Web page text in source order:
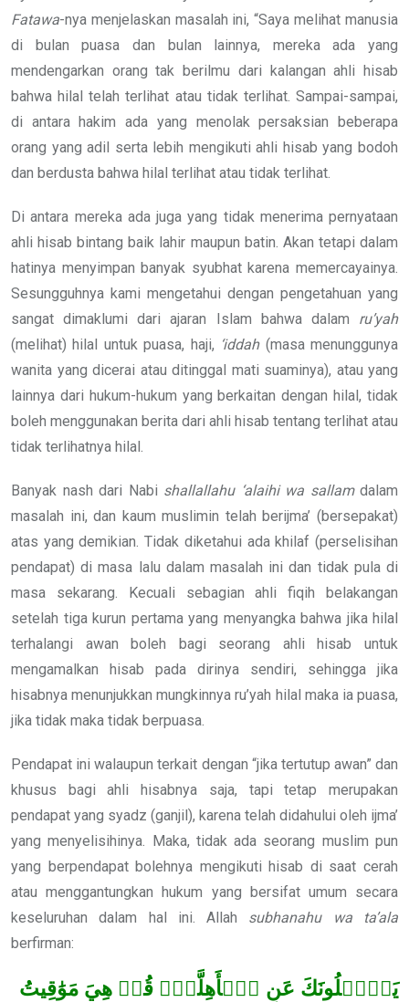
Fatawa-nya menjelaskan masalah ini, “Saya melihat manusia
di bulan puasa dan bulan lainnya, mereka ada yang
mendengarkan orang tak berilmu dari kalangan ahli hisab
bahwa hilal telah terlihat atau tidak terlihat. Sampai-sampai,
di antara hakim ada yang menolak persaksian beberapa
orang yang adil serta lebih mengikuti ahli hisab yang bodoh
dan berdusta bahwa hilal terlihat atau tidak terlihat.
Di antara mereka ada juga yang tidak menerima pernyataan
ahli hisab bintang baik lahir maupun batin. Akan tetapi dalam
hatinya menyimpan banyak syubhat karena memercayainya.
Sesungguhnya kami mengetahui dengan pengetahuan yang
sangat dimaklumi dari ajaran Islam bahwa dalam ru’yah
(melihat) hilal untuk puasa, haji, ‘iddah(masa menunggunya
wanita yang dicerai atau ditinggal mati suaminya), atau yang
lainnya dari hukum-hukum yang berkaitan dengan hilal, tidak
boleh menggunakan berita dari ahli hisab tentang terlihat atau
tidak terlihatnya hilal.
Banyak nash dari Nabi shallallahu ‘alaihi wa sallamdalam
masalah ini, dan kaum muslimin telah berijma’ (bersepakat)
atas yang demikian. Tidak diketahui ada khilaf (perselisihan
pendapat) di masa lalu dalam masalah ini dan tidak pula di
masa sekarang. Kecuali sebagian ahli fiqih belakangan
setelah tiga kurun pertama yang menyangka bahwa jika hilal
terhalangi awan boleh bagi seorang ahli hisab untuk
mengamalkan hisab pada dirinya sendiri, sehingga jika
hisabnya menunjukkan mungkinnya ru’yah hilal maka ia puasa,
jika tidak maka tidak berpuasa.
Pendapat ini walaupun terkait dengan “jika tertutup awan” dan
khusus bagi ahli hisabnya saja, tapi tetap merupakan
pendapat yang syadz (ganjil), karena telah didahului oleh ijma’
yang menyelisihinya. Maka, tidak ada seorang muslim pun
yang berpendapat bolehnya mengikuti hisab di saat cerah
atau menggantungkan hukum yang bersifat umum secara
keseluruhan dalam hal ini. Allah subhanahu wa ta’ala
berfirman:
يَسۡ‍َٔلُونَكَ عَنِ ٱلۡأَهِلَّةِۖ قُلۡ هِيَ مَوَٰقِيتُ